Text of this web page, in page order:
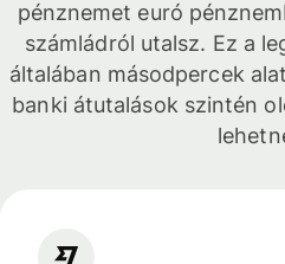
pénznemet euró
számládról utalsz. Ez a
általában másodpercek
banki átutalások szintén